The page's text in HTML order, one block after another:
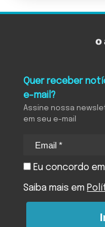
Quer receber
e-mail?
Assine nossa
em seu e-mail
Eu concordo
Saiba mais em